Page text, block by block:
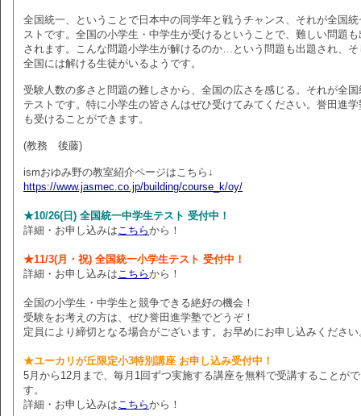
全国統一、ということで日本中の同学年と戦うチャンス、それが全国統
ストです。全国の小学生・中学生が受けるということで、難しい問題も
されます。こんな問題小学生が解けるのか…という問題も出題され、そ
全国には解ける生徒がいるようです。
受験人数の多さと問題の難しさから、全国の広さを感じる。それが全国
テストです。特に小学生の皆さんはぜひ受けてみてください。誉田進学
も受けることができます。
(教務 後藤)
ismおゆみ野の教室紹介ページはこちら↓
https://www.jasmec.co.jp/building/course_k/oy/
★10/26(日) 全国統一中学生テスト 受付中！
詳細・お申し込みはこちらから！
★11/3(月・祝) 全国統一小学生テスト 受付中！
詳細・お申し込みはこちらから！
全国の小学生・中学生と競争できる絶好の機会！
受験をお考えの方は、ぜひ誉田進学塾でどうぞ！
定員により締切となる場合がございます。お早めにお申し込みください
★ユーカリが丘限定小3特別講座 お申し込み受付中！
5月から12月まで、毎月1回ずつ実施する講座を無料で受講することが
す。
詳細・お申し込みはこちらから！